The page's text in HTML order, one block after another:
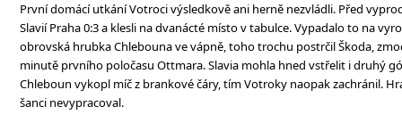
První domácí utkání Votroci výsledkově ani herně nezvládli. Před
Slavií Praha 0:3 a klesli na dvanácté místo v tabulce. Vypadalo to na
obrovská hrubka Chlebouna ve vápně, toho trochu postrčil Škoda,
minutě prvního poločasu Ottmara. Slavia mohla hned vstřelit i druhý
Chleboun vykopl míč z brankové čáry, tím Votroky naopak zachránil.
šanci nevypracoval.